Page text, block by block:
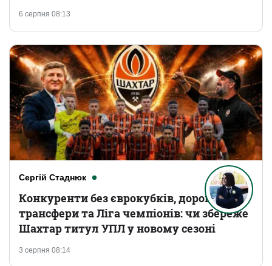
6 серпня 08:13
Сергій Стаднюк
3 серпня 08:14
Конкуренти без єврокубків, дорогі
трансфери та Ліга чемпіонів: чи збереже
Шахтар титул УПЛ у новому сезоні